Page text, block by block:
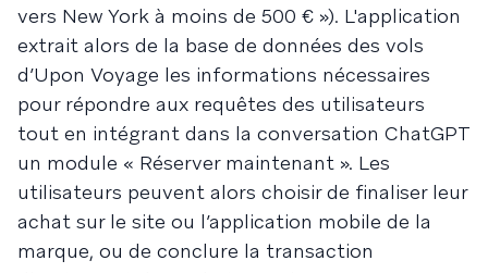
vers New York à moins de 500 € »). L'application
extrait alors de la base de données des vols
d’Upon Voyage les informations nécessaires
pour répondre aux requêtes des utilisateurs
tout en intégrant dans la conversation ChatGPT
un module « Réserver maintenant ». Les
utilisateurs peuvent alors choisir de finaliser leur
achat sur le site ou l’application mobile de la
marque, ou de conclure la transaction